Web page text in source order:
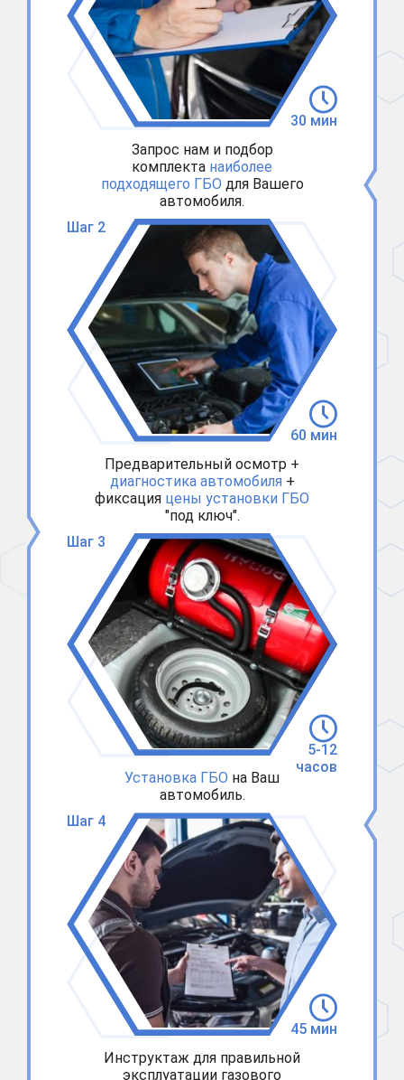
Запрос нам и подбор
комплекта наиболее
подходящего ГБО для Вашего
автомобиля.
30 мин
Шаг 2
Предварительный осмотр +
диагностика автомобиля +
фиксация цены установки ГБО
"под ключ".
60 мин
Шаг 3
Установка ГБО на Ваш
автомобиль.
5-12
часов
Шаг 4
Инструктаж для правильной
эксплуатации газового
45 мин